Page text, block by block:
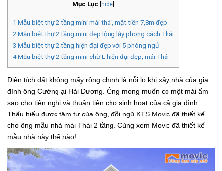
Mục Lục hide
1 Mẫu biệt thự 2 tầng mini mái thái, mặt tiền 7,8m đẹp
2 Mẫu biệt thự 2 tầng mini đẹp lộng lẫy phong cách Thái
3 Mẫu biệt thự 2 tầng hiện đại đẹp với 5 phòng ngủ
4Mẫu biệt thự 2 tầng mini chữ L hiện đại đẹp, mái Thái
Diện tích đất không mấy rộng chính là nỗi lo khi xây nhà của gia
đình ông Cường ại Hải Dương. Ông mong muốn có một mái ấm
sao cho tiện nghi và thuận tiện cho sinh hoạt của cả gia đình.
Thấu hiểu được tâm tư của ông, đỗi ngũ KTS Movic đã thiết kế
cho ông mẫu nhà mái Thái 2 tầng. Cùng xem Movic đã thiết kế
mẫu nhà này thế nào!